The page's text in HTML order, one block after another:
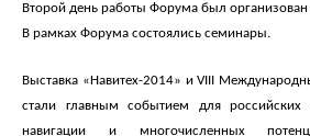
Второй день работы Форума был
В рамках Форума состоялись семинары.
Выставка «Навитех-2014» и VIII
стали главным событием для российских
навигации и многочисленных